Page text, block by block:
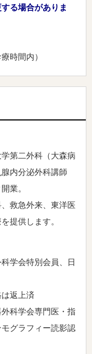
る場合がありま
時間内）
第二外科（大森病
内分泌外科講師
開業。
救急外来、東洋医
提供します。
学会特別会員、日
返上済
科学会専門医・指
グラフィー読影認